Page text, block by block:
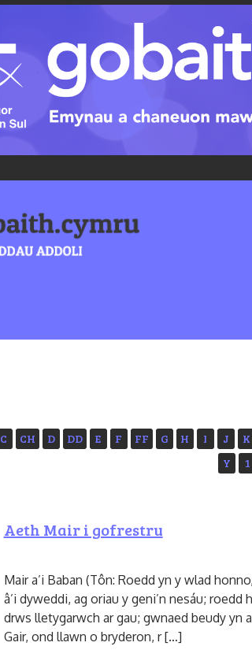
C CH D DD E F FF G H I J K
Y
1
Aeth Mair i gofrestru
Mair a’i Baban (Tôn: Roedd yn y wlad
â’i dyweddi, ag oriau y geni’n nesáu;
drws lletygarwch ar gau; gwnaed beudy yn
Gair, ond llawn o bryderon, r […]